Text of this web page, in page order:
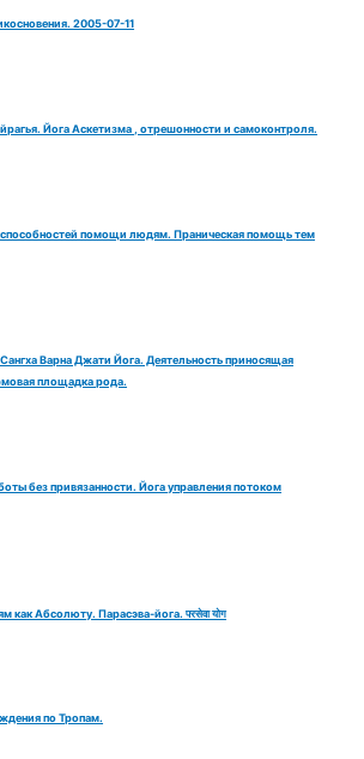
2005-07-11
Йога Аскетизма , отрешонности и самоконтроля.
помощи людям. Праническая помощь тем
Варна Джати Йога. Деятельность приносящая
площадка рода.
без привязанности. Йога управления потоком
как Абсолюту. Парасэва-йога. परसेवा योग
по Тропам.